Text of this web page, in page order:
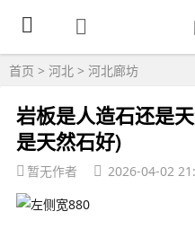
首页 > 河北 > 河北廊坊
岩板是人造石还是
是天然石好)
暂无作者 2026-04-02